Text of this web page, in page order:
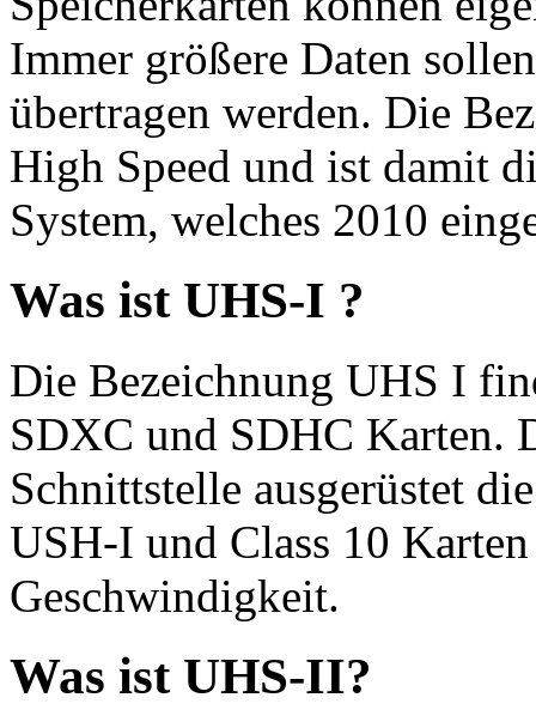
Immer größere Daten
übertragen werden. Die
High Speed und ist damit
System, welches 2010
Was ist UHS-I ?
Die Bezeichnung UHS I
SDXC und SDHC Karten.
Schnittstelle ausgerüstet
USH-I und Class 10
Geschwindigkeit.
Was ist UHS-II?